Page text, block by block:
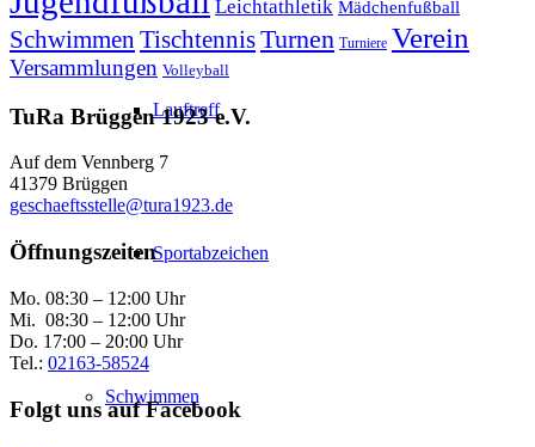
Lauftreff
Sportabzeichen
Schwimmen
Leichtathletik Mädchenfußball
Schwimmen TischtennisTurnen Turniere Verein
Versammlungen Volleyball
TuRa Brüggen 1923 e.V.
Auf dem Vennberg 7
41379 Brüggen
geschaeftsstelle@tura1923.de
Öffnungszeiten
Mo. 08:30 – 12:00 Uhr
Mi. 08:30 – 12:00 Uhr
Do. 17:00 – 20:00 Uhr
Tel.: 02163-58524
Folgt uns auf Facebook